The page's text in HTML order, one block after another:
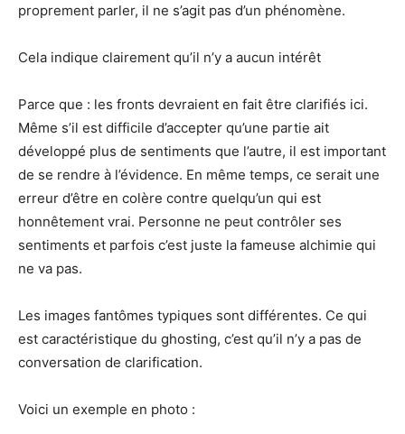
proprement parler, il ne s’agit pas d’un phénomène.
Cela indique clairement qu’il n’y a aucun intérêt
Parce que : les fronts devraient en fait être clarifiés ici.
Même s’il est difficile d’accepter qu’une partie ait
développé plus de sentiments que l’autre, il est important
de se rendre à l’évidence. En même temps, ce serait une
erreur d’être en colère contre quelqu’un qui est
honnêtement vrai. Personne ne peut contrôler ses
sentiments et parfois c’est juste la fameuse alchimie qui
ne va pas.
Les images fantômes typiques sont différentes. Ce qui
est caractéristique du ghosting, c’est qu’il n’y a pas de
conversation de clarification.
Voici un exemple en photo :